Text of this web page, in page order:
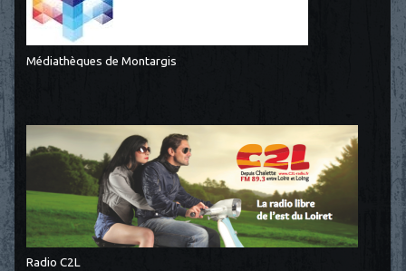
Médiathèques de Montargis
Radio C2L